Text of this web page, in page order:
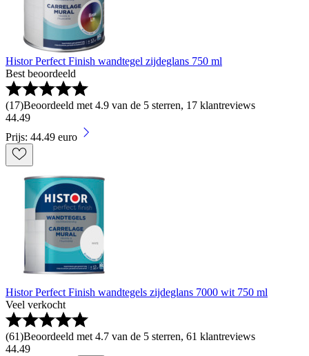
Histor Perfect Finish wandtegel zijdeglans 750 ml
Best beoordeeld
(17)Beoordeeld met 4.9 van de 5 sterren, 17 klantreviews
44.49
Prijs: 44.49 euro
Histor Perfect Finish wandtegels zijdeglans 7000 wit 750 ml
Veel verkocht
(61)Beoordeeld met 4.7 van de 5 sterren, 61 klantreviews
44.49